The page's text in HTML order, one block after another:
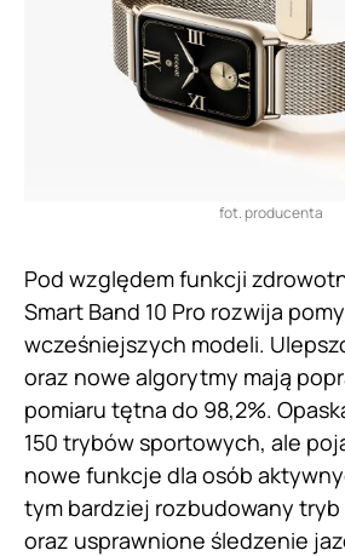
fot. producenta
Pod względem funkcji
Smart Band 10 Pro rozwija
wcześniejszych modeli.
oraz nowe algorytmy mają
pomiaru tętna do 98,2%.
150 trybów sportowych, ale
nowe funkcje dla osób
tym bardziej rozbudowany
oraz usprawnione śledzenie